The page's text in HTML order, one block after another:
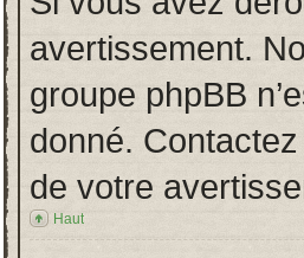
avertissement.
groupe phpBB
donné.
de votre
Haut